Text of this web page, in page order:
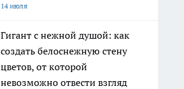
14 июля
Гигант с нежной душой: как
создать белоснежную стену
цветов, от которой
невозможно отвести взгляд